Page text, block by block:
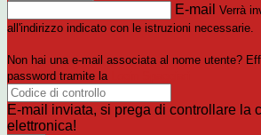
E-mail Verrà
all'indirizzo indicato con le istruzioni necessarie.
Non hai una e-mail associata al nome utente?
password tramite la
E-mail inviata, si prega di controllare la
elettronica!